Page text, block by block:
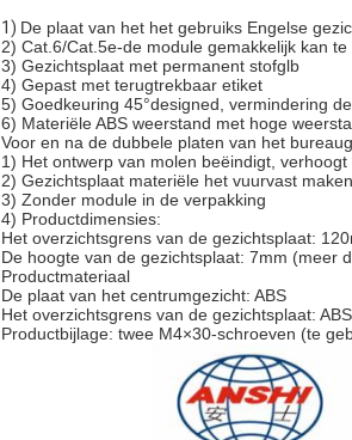
1) De plaat van het het gebruiks Engelse
2) Cat.6/Cat.5e-de module gemakkelijk kan te
3) Gezichtsplaat met permanent stofglb
4) Gepast met terugtrekbaar etiket
5) Goedkeuring 45°designed, vermindering
6) Materiële ABS weerstand met hoge
Voor en na de dubbele platen van het
1) Het ontwerp van molen beëindigt,
2) Gezichtsplaat materiële het vuurvast
3) Zonder module in de verpakking
4) Productdimensies:
Het overzichtsgrens van de gezichtsplaat:
De hoogte van de gezichtsplaat: 7mm (meer
Productmateriaal
De plaat van het centrumgezicht: ABS
Het overzichtsgrens van de gezichtsplaat: ABS
Productbijlage: twee M4×30-schroeven (te